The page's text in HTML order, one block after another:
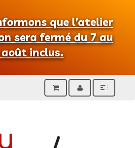
que l’atelier
sera fermé du 7 au
inclus.